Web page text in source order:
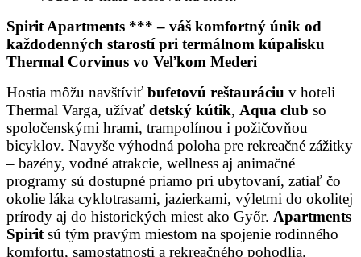
Spirit Apartments *** – váš komfortný únik od
každodenných starostí pri termálnom kúpalisku
Thermal Corvinus vo Veľkom Mederi
Hostia môžu navštíviť bufetovú reštauráciu v hoteli
Thermal Varga, užívať detský kútik, Aqua club so
spoločenskými hrami, trampolínou i požičovňou
bicyklov. Navyše výhodná poloha pre rekreačné zážitky
– bazény, vodné atrakcie, wellness aj animačné
programy sú dostupné priamo pri ubytovaní, zatiaľ čo
okolie láka cyklotrasami, jazierkami, výletmi do okolitej
prírody aj do historických miest ako Győr. Apartments
Spirit sú tým pravým miestom na spojenie rodinného
komfortu, samostatnosti a rekreačného pohodlia.